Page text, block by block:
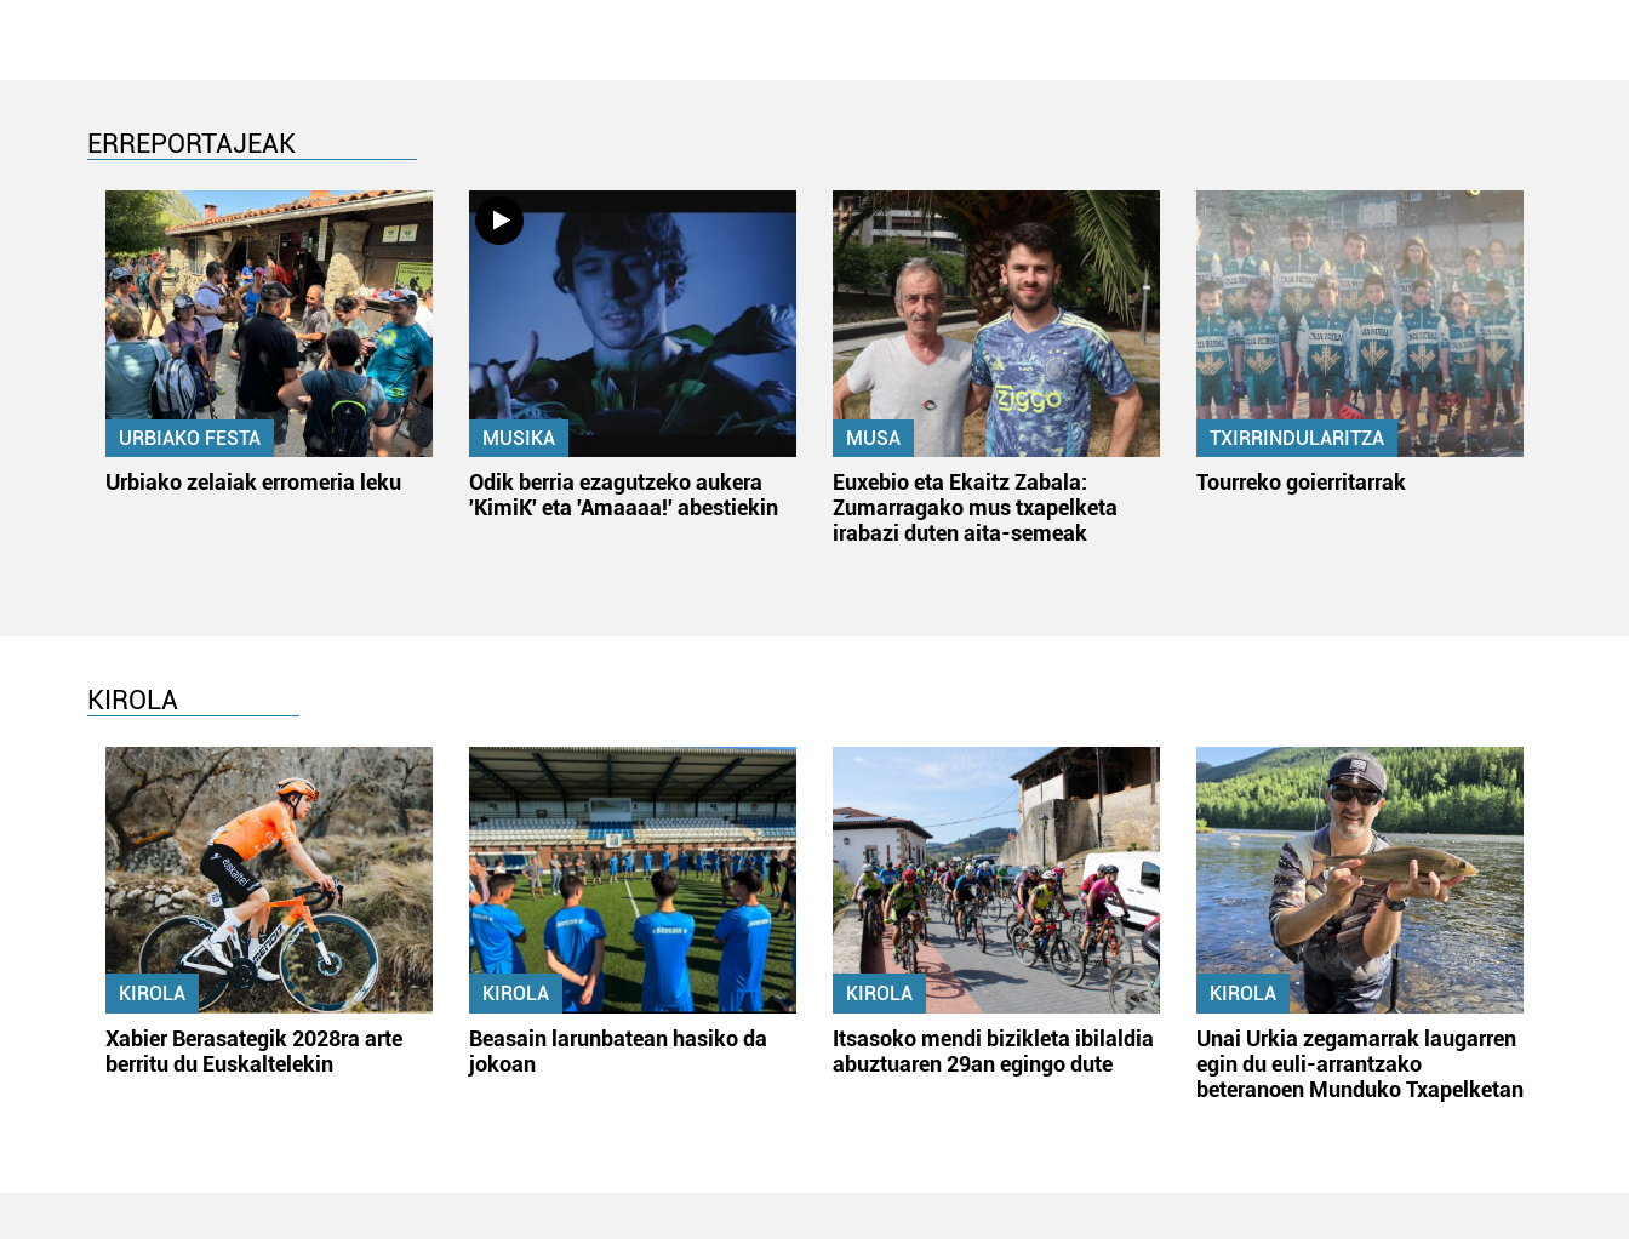
ERREPORTAJEAK
URBIAKO FESTA
Urbiako zelaiak erromeria leku
MUSIKA
Odik berria ezagutzeko aukera
'KimiK' eta 'Amaaaa!' abestiekin
MUSA
Euxebio eta Ekaitz Zabala:
Zumarragako mus txapelketa
irabazi duten aita-semeak
TXIRRINDULARITZA
Tourreko goierritarrak
KIROLA
KIROLA
Xabier Berasategik 2028ra arte
berritu du Euskaltelekin
KIROLA
Beasain larunbatean hasiko da
jokoan
KIROLA
Itsasoko mendi bizikleta ibilaldia
abuztuaren 29an egingo dute
KIROLA
Unai Urkia zegamarrak laugarren
egin du euli-arrantzako
beteranoen Munduko Txapelketan